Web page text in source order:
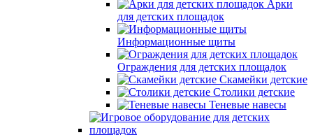
Арки
для детских площадок
Информационные щиты
Ограждения для детских площадок
Скамейки детские
Столики детские
Теневые навесы